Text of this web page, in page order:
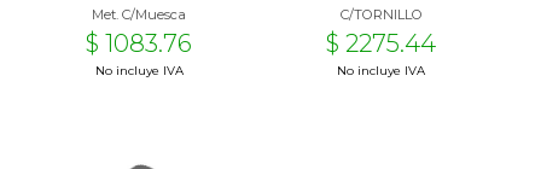
Met. C/Muesca
$ 1083.76
No incluye IVA
C/TORNILLO
$ 2275.44
No incluye IVA